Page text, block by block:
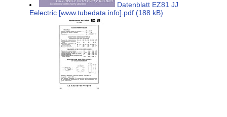
Datenblatt EZ81 JJ
Eelectric [www.tubedata.info].pdf (188 kB)